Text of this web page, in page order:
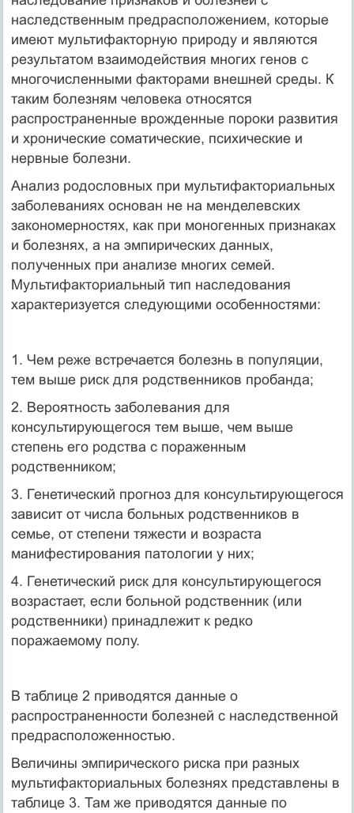
наследственным предрасположением, которые
имеют мультифакторную природу и являются
результатом взаимодействия многих генов с
многочисленными факторами внешней среды. К
таким болезням человека относятся
распространенные врожденные пороки развития
и хронические соматические, психические и
нервные болезни.
Анализ родословных при мультифакториальных
заболеваниях основан не на менделевских
закономерностях, как при моногенных признаках
и болезнях, а на эмпирических данных,
полученных при анализе многих семей.
Мультифакториальный тип наследования
характеризуется следующими особенностями:
1. Чем реже встречается болезнь в популяции,
тем выше риск для родственников пробанда;
2. Вероятность заболевания для
консультирующегося тем выше, чем выше
степень его родства с пораженным
родственником;
3. Генетический прогноз для консультирующегося
зависит от числа больных родственников в
семье, от степени тяжести и возраста
манифестирования патологии у них;
4. Генетический риск для консультирующегося
возрастает, если больной родственник (или
родственники) принадлежит к редко
поражаемому полу.
В таблице 2 приводятся данные о
распространенности болезней с наследственной
предрасположенностью.
Величины эмпирического риска при разных
мультифакториальных болезнях представлены в
таблице 3. Там же приводятся данные по